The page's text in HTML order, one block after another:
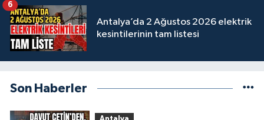
Antalya’da 2 Ağustos 2026 elektrik
kesintilerinin tam listesi
6
Son Haberler